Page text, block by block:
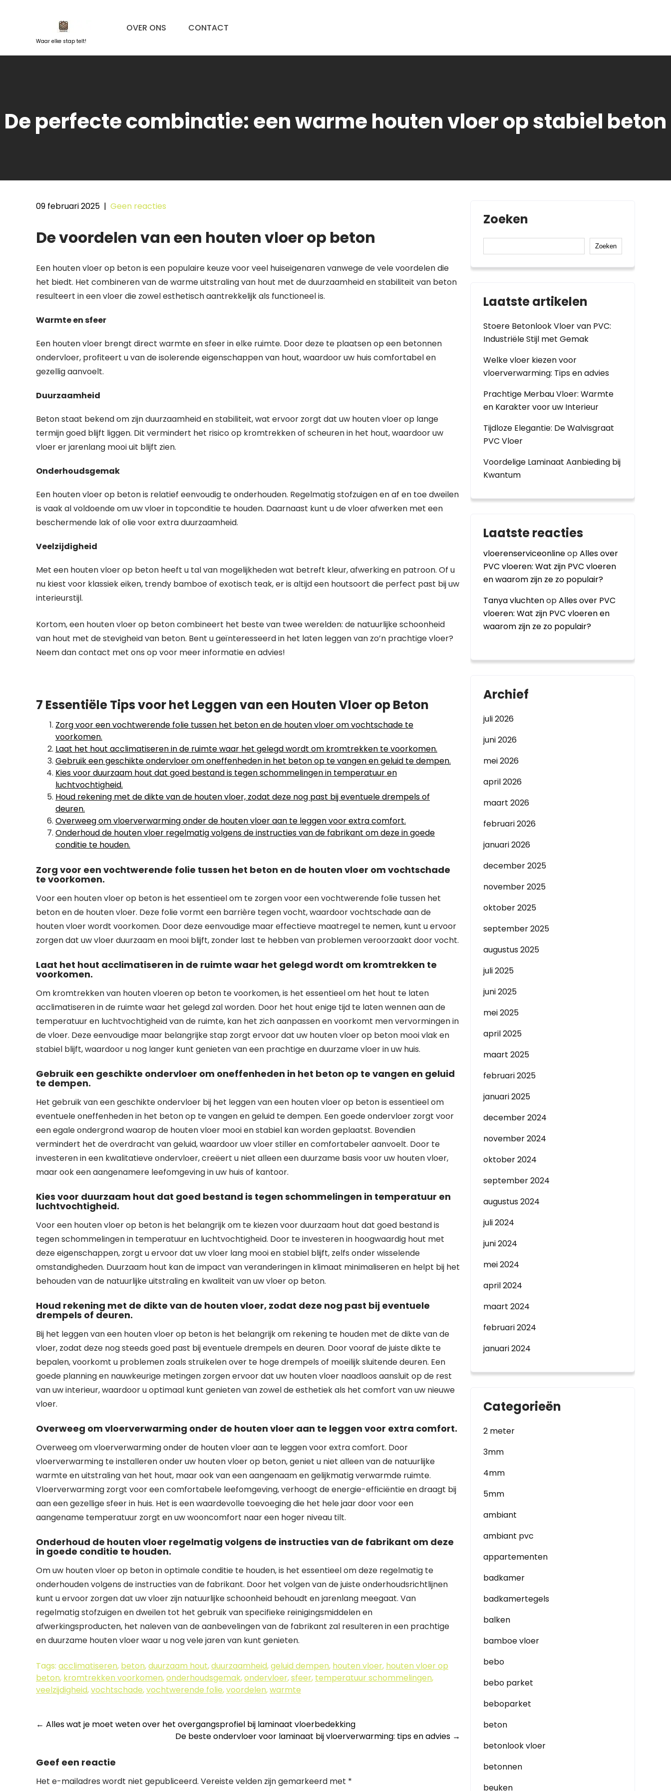
Waar elke stap telt!
OVER ONS CONTACT
De perfecte combinatie: een warme houten vloer op stabiel beton
09 februari 2025 | Geen reacties
De voordelen van een houten vloer op beton
Een houten vloer op beton is een populaire keuze voor veel huiseigenaren vanwege de vele voordelen die
het biedt. Het combineren van de warme uitstraling van hout met de duurzaamheid en stabiliteit van beton
resulteert in een vloer die zowel esthetisch aantrekkelijk als functioneel is.
Warmte en sfeer
Een houten vloer brengt direct warmte en sfeer in elke ruimte. Door deze te plaatsen op een betonnen
ondervloer, profiteert u van de isolerende eigenschappen van hout, waardoor uw huis comfortabel en
gezellig aanvoelt.
Duurzaamheid
Beton staat bekend om zijn duurzaamheid en stabiliteit, wat ervoor zorgt dat uw houten vloer op lange
termijn goed blijft liggen. Dit vermindert het risico op kromtrekken of scheuren in het hout, waardoor uw
vloer er jarenlang mooi uit blijft zien.
Onderhoudsgemak
Een houten vloer op beton is relatief eenvoudig te onderhouden. Regelmatig stofzuigen en af en toe dweilen
is vaak al voldoende om uw vloer in topconditie te houden. Daarnaast kunt u de vloer afwerken met een
beschermende lak of olie voor extra duurzaamheid.
Veelzijdigheid
Met een houten vloer op beton heeft u tal van mogelijkheden wat betreft kleur, afwerking en patroon. Of u
nu kiest voor klassiek eiken, trendy bamboe of exotisch teak, er is altijd een houtsoort die perfect past bij uw
interieurstijl.
Kortom, een houten vloer op beton combineert het beste van twee werelden: de natuurlijke schoonheid
van hout met de stevigheid van beton. Bent u geïnteresseerd in het laten leggen van zo’n prachtige vloer?
Neem dan contact met ons op voor meer informatie en advies!
7 Essentiële Tips voor het Leggen van een Houten Vloer op Beton
Zorg voor een vochtwerende folie tussen het beton en de houten vloer om vochtschade te
voorkomen.
Laat het hout acclimatiseren in de ruimte waar het gelegd wordt om kromtrekken te voorkomen.
Gebruik een geschikte ondervloer om oneffenheden in het beton op te vangen en geluid te dempen.
Kies voor duurzaam hout dat goed bestand is tegen schommelingen in temperatuur en
luchtvochtigheid.
Houd rekening met de dikte van de houten vloer, zodat deze nog past bij eventuele drempels of
deuren.
Overweeg om vloerverwarming onder de houten vloer aan te leggen voor extra comfort.
Onderhoud de houten vloer regelmatig volgens de instructies van de fabrikant om deze in goede
conditie te houden.
Zorg voor een vochtwerende folie tussen het beton en de houten vloer om vochtschade
te voorkomen.
Voor een houten vloer op beton is het essentieel om te zorgen voor een vochtwerende folie tussen het
beton en de houten vloer. Deze folie vormt een barrière tegen vocht, waardoor vochtschade aan de
houten vloer wordt voorkomen. Door deze eenvoudige maar effectieve maatregel te nemen, kunt u ervoor
zorgen dat uw vloer duurzaam en mooi blijft, zonder last te hebben van problemen veroorzaakt door vocht.
Laat het hout acclimatiseren in de ruimte waar het gelegd wordt om kromtrekken te
voorkomen.
Om kromtrekken van houten vloeren op beton te voorkomen, is het essentieel om het hout te laten
acclimatiseren in de ruimte waar het gelegd zal worden. Door het hout enige tijd te laten wennen aan de
temperatuur en luchtvochtigheid van de ruimte, kan het zich aanpassen en voorkomt men vervormingen in
de vloer. Deze eenvoudige maar belangrijke stap zorgt ervoor dat uw houten vloer op beton mooi vlak en
stabiel blijft, waardoor u nog langer kunt genieten van een prachtige en duurzame vloer in uw huis.
Gebruik een geschikte ondervloer om oneffenheden in het beton op te vangen en geluid
te dempen.
Het gebruik van een geschikte ondervloer bij het leggen van een houten vloer op beton is essentieel om
eventuele oneffenheden in het beton op te vangen en geluid te dempen. Een goede ondervloer zorgt voor
een egale ondergrond waarop de houten vloer mooi en stabiel kan worden geplaatst. Bovendien
vermindert het de overdracht van geluid, waardoor uw vloer stiller en comfortabeler aanvoelt. Door te
investeren in een kwalitatieve ondervloer, creëert u niet alleen een duurzame basis voor uw houten vloer,
maar ook een aangenamere leefomgeving in uw huis of kantoor.
Kies voor duurzaam hout dat goed bestand is tegen schommelingen in temperatuur en
luchtvochtigheid.
Voor een houten vloer op beton is het belangrijk om te kiezen voor duurzaam hout dat goed bestand is
tegen schommelingen in temperatuur en luchtvochtigheid. Door te investeren in hoogwaardig hout met
deze eigenschappen, zorgt u ervoor dat uw vloer lang mooi en stabiel blijft, zelfs onder wisselende
omstandigheden. Duurzaam hout kan de impact van veranderingen in klimaat minimaliseren en helpt bij het
behouden van de natuurlijke uitstraling en kwaliteit van uw vloer op beton.
Houd rekening met de dikte van de houten vloer, zodat deze nog past bij eventuele
drempels of deuren.
Bij het leggen van een houten vloer op beton is het belangrijk om rekening te houden met de dikte van de
vloer, zodat deze nog steeds goed past bij eventuele drempels en deuren. Door vooraf de juiste dikte te
bepalen, voorkomt u problemen zoals struikelen over te hoge drempels of moeilijk sluitende deuren. Een
goede planning en nauwkeurige metingen zorgen ervoor dat uw houten vloer naadloos aansluit op de rest
van uw interieur, waardoor u optimaal kunt genieten van zowel de esthetiek als het comfort van uw nieuwe
vloer.
Overweeg om vloerverwarming onder de houten vloer aan te leggen voor extra comfort.
Overweeg om vloerverwarming onder de houten vloer aan te leggen voor extra comfort. Door
vloerverwarming te installeren onder uw houten vloer op beton, geniet u niet alleen van de natuurlijke
warmte en uitstraling van het hout, maar ook van een aangenaam en gelijkmatig verwarmde ruimte.
Vloerverwarming zorgt voor een comfortabele leefomgeving, verhoogt de energie-efficiëntie en draagt bij
aan een gezellige sfeer in huis. Het is een waardevolle toevoeging die het hele jaar door voor een
aangename temperatuur zorgt en uw wooncomfort naar een hoger niveau tilt.
Onderhoud de houten vloer regelmatig volgens de instructies van de fabrikant om deze
in goede conditie te houden.
Om uw houten vloer op beton in optimale conditie te houden, is het essentieel om deze regelmatig te
onderhouden volgens de instructies van de fabrikant. Door het volgen van de juiste onderhoudsrichtlijnen
kunt u ervoor zorgen dat uw vloer zijn natuurlijke schoonheid behoudt en jarenlang meegaat. Van
regelmatig stofzuigen en dweilen tot het gebruik van specifieke reinigingsmiddelen en
afwerkingsproducten, het naleven van de aanbevelingen van de fabrikant zal resulteren in een prachtige
en duurzame houten vloer waar u nog vele jaren van kunt genieten.
Tags: acclimatiseren, beton,duurzaam hout,duurzaamheid,geluid dempen, houten vloer, houten vloer op
beton, kromtrekken voorkomen,onderhoudsgemak,ondervloer,sfeer, temperatuur schommelingen,
veelzijdigheid,vochtschade,vochtwerende folie,voordelen,warmte
Berichtnavigatie
← Alles wat je moet weten over het overgangsprofiel bij laminaat vloerbedekking
De beste ondervloer voor laminaat bij vloerverwarming: tips en advies →
Geef een reactie
Het e-mailadres wordt niet gepubliceerd. Vereiste velden zijn gemarkeerd met *
Zoeken
Zoeken
Laatste artikelen
Stoere Betonlook Vloer van PVC:
Industriële Stijl met Gemak
Welke vloer kiezen voor
vloerverwarming: Tips en advies
Prachtige Merbau Vloer: Warmte
en Karakter voor uw Interieur
Tijdloze Elegantie: De Walvisgraat
PVC Vloer
Voordelige Laminaat Aanbieding bij
Kwantum
Laatste reacties
vloerenserviceonlineopAlles over
PVC vloeren: Wat zijn PVC vloeren
en waarom zijn ze zo populair?
Tanya vluchtenopAlles over PVC
vloeren: Wat zijn PVC vloeren en
waarom zijn ze zo populair?
Archief
juli 2026
juni 2026
mei 2026
april 2026
maart 2026
februari 2026
januari 2026
december 2025
november 2025
oktober 2025
september 2025
augustus 2025
juli 2025
juni 2025
mei 2025
april 2025
maart 2025
februari 2025
januari 2025
december 2024
november 2024
oktober 2024
september 2024
augustus 2024
juli 2024
juni 2024
mei 2024
april 2024
maart 2024
februari 2024
januari 2024
Categorieën
2 meter
3mm
4mm
5mm
ambiant
ambiant pvc
appartementen
badkamer
badkamertegels
balken
bamboe vloer
bebo
bebo parket
beboparket
beton
betonlook vloer
betonnen
beuken